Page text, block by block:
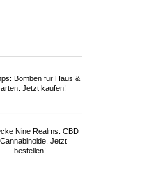
Bomben für Haus &
Jetzt kaufen!
Nine Realms: CBD
Jetzt
bestellen!